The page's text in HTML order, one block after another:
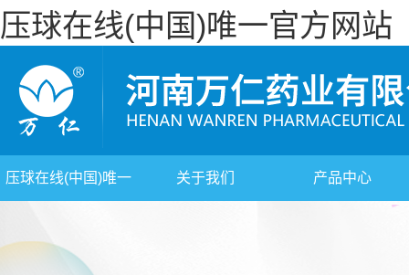
压球在线(中国)唯一官方网站
压球在线(中国)唯一 关于我们 产品中心